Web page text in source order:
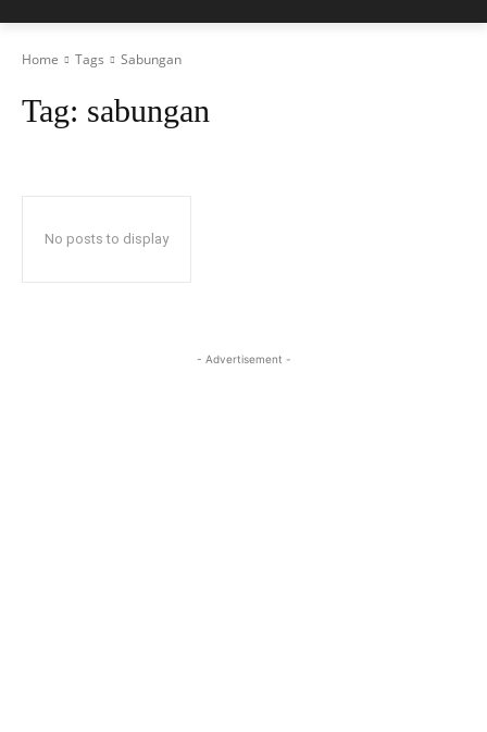
Home Tags Sabungan
Tag: sabungan
No posts to display
- Advertisement -